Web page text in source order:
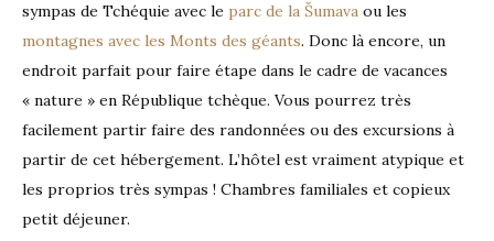
sympas de Tchéquie avec le parc de la Šumava ou les
montagnes avec les Monts des géants. Donc là encore, un
endroit parfait pour faire étape dans le cadre de vacances
« nature » en République tchèque. Vous pourrez très
facilement partir faire des randonnées ou des excursions à
partir de cet hébergement. L’hôtel est vraiment atypique et
les proprios très sympas ! Chambres familiales et copieux
petit déjeuner.